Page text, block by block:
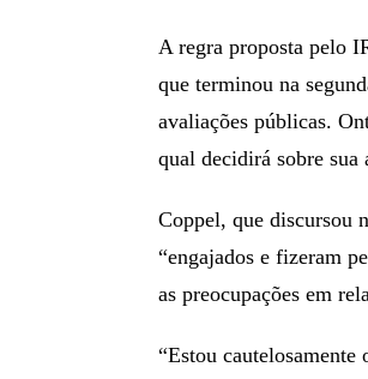
A regra proposta pelo
que terminou na
avaliações públicas.
qual decidirá sobre sua
Coppel, que discursou
“engajados e fizeram
as preocupações em
“Estou